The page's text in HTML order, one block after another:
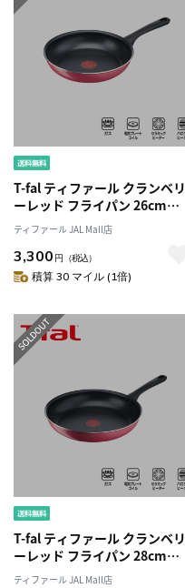
T-fal ティファール クランベリ
ーレッド フライパン 26cm
B55905 ガス火
ティファール JAL Mall店
3,300 円 （税込）
積算 30 マイル (1倍)
T-fal ティファール クランベリ
ーレッド フライパン 28cm
B55906 ガス火
ティファール JAL Mall店